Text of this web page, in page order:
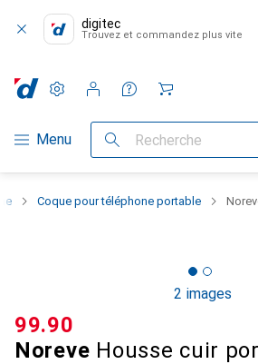
digitec
Trouvez et commandez plus vite
Navigation par catégorie
Menu Recherche
Paramètres
Compte client
Listes de comparaison
Listes d'envies
Panier
Coque pour téléphone portable
2 images
Noreve Housse cuir
CHF
99.90